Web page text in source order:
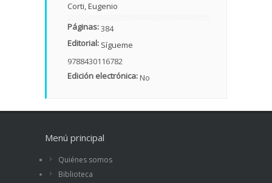
Corti, Eugenio
Páginas:384
Editorial: Sígueme
9788430116782
Edición electrónica:No
Menú principal
Quiénes somos
Biblioteca